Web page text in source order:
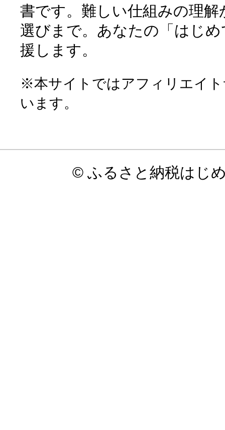
書です。難しい仕組みの理
選びまで。あなたの「はじ
援します。
※本サイトではアフィリエイ
います。
© ふるさと納税はじ